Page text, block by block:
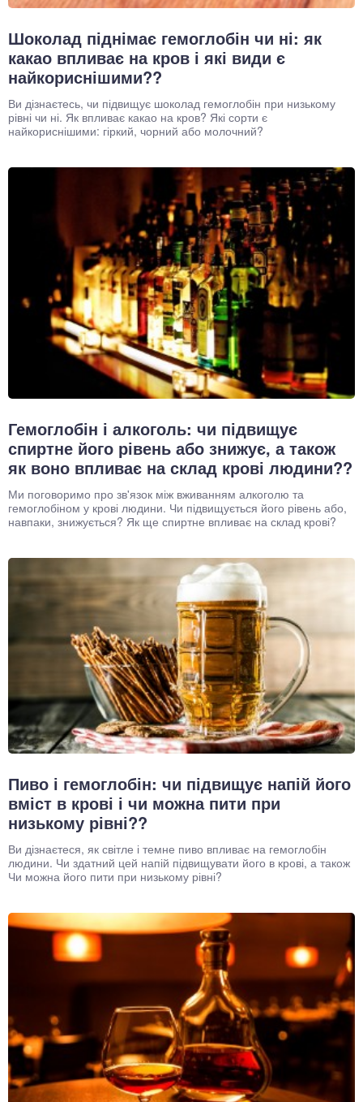
Шоколад піднімає гемоглобін чи ні: як
какао впливає на кров і які види є
найкориснішими??
Ви дізнаєтесь, чи підвищує шоколад гемоглобін при низькому
рівні чи ні. Як впливає какао на кров? Які сорти є
найкориснішими: гіркий, чорний або молочний?
Гемоглобін і алкоголь: чи підвищує
спиртне його рівень або знижує, а також
як воно впливає на склад крові людини??
Ми поговоримо про зв'язок між вживанням алкоголю та
гемоглобіном у крові людини. Чи підвищується його рівень або,
навпаки, знижується? Як ще спиртне впливає на склад крові?
Пиво і гемоглобін: чи підвищує напій його
вміст в крові і чи можна пити при
низькому рівні??
Ви дізнаєтеся, як світле і темне пиво впливає на гемоглобін
людини. Чи здатний цей напій підвищувати його в крові, а також
Чи можна його пити при низькому рівні?